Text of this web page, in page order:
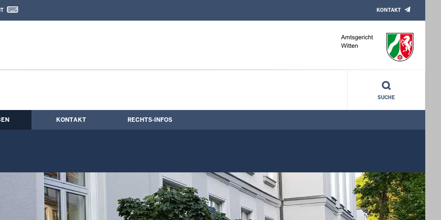
Kontaktformular
KONTAKT
SUCHE
KONTAKT RECHTS-INFOS